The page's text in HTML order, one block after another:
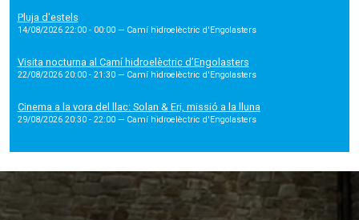
Pluja d'estels
14/08/2026 22:00 - 00:00 — Camí hidroelèctric d'Engolasters
Visita nocturna al Camí hidroelèctric d’Engolasters
22/08/2026 20:00 - 21:30 — Camí hidroelèctric d'Engolasters
Cinema a la vora del llac: Solan & Eri, missió a la lluna
29/08/2026 20:30 - 22:00 — Camí hidroelèctric d'Engolasters